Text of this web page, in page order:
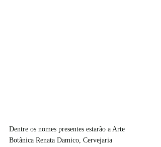
Dentre os nomes presentes estarão a Arte
Botânica Renata Damico, Cervejaria